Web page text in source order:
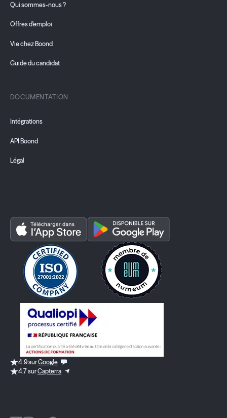
Qui sommes-nous ?
Offres d'emploi
Vie chez Boond
Guide du candidat
DOCUMENTATION
Intégrations
API Boond
Légal
4.9 surGoogle
4.7 surCapterra